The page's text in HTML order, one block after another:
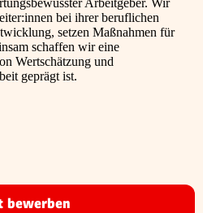
Arbeitgeber. Wir
bei ihrer beruflichen
setzen Maßnahmen für
schaffen wir eine
Wertschätzung und
geprägt ist.
bewerben